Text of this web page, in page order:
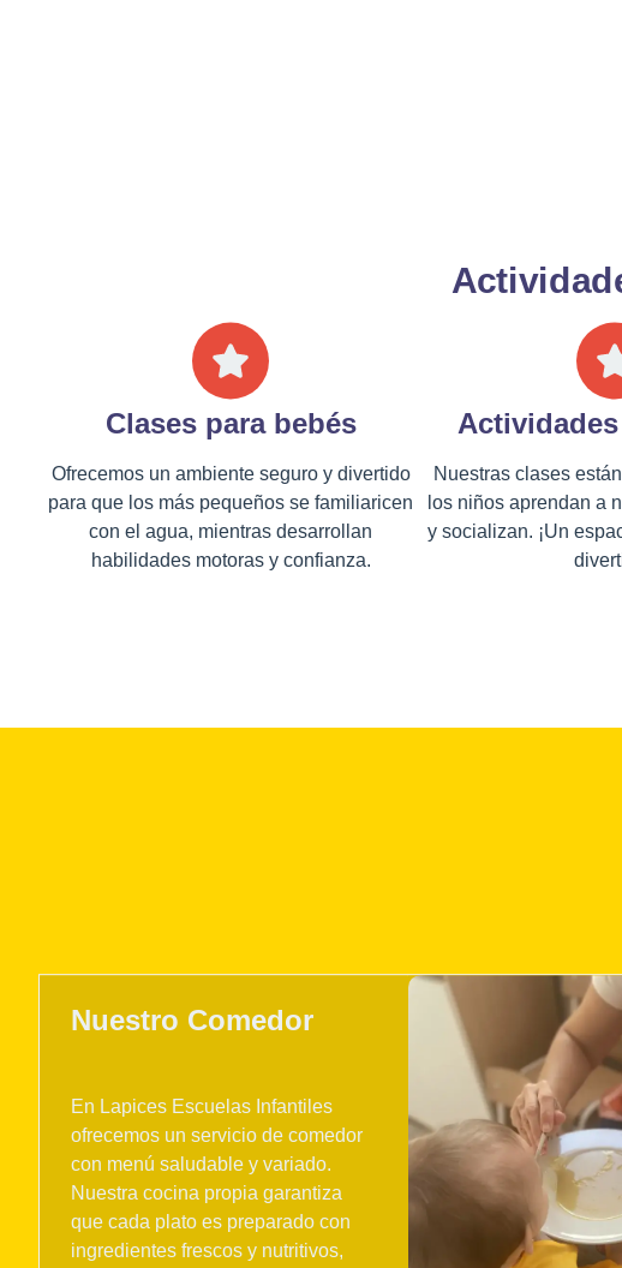
Clases para bebés
Ofrecemos un ambiente seguro y divertido
para que los más pequeños se familiaricen
con el agua, mientras desarrollan
habilidades motoras y confianza.
Nuestras clases
los niños aprendan a
y socializan. ¡Un
Nuestro Comedor
En Lapices Escuelas Infantiles
ofrecemos un servicio de comedor
con menú saludable y variado.
Nuestra cocina propia garantiza
que cada plato es preparado con
ingredientes frescos y nutritivos,